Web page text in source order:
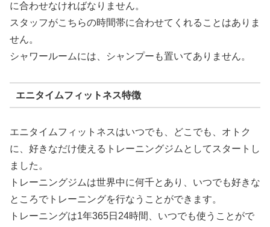
に合わせなければなりません。
スタッフがこちらの時間帯に合わせてくれることはありま
せん。
シャワールームには、シャンプーも置いてありません。
エニタイムフィットネス特徴
エニタイムフィットネスはいつでも、どこでも、オトク
に、好きなだけ使えるトレーニングジムとしてスタートし
ました。
トレーニングジムは世界中に何千とあり、いつでも好きな
ところでトレーニングを行なうことができます。
トレーニングは1年365日24時間、いつでも使うことがで